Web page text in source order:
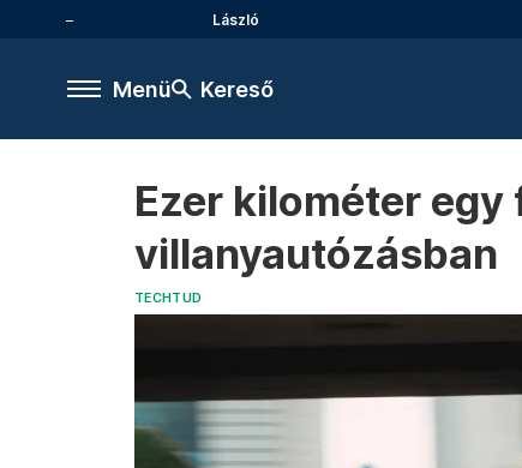
László
Menü Kereső
Ezer kilométer
villanyautózásban
TECHTUD